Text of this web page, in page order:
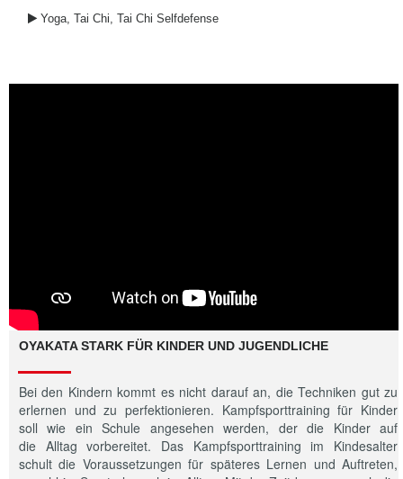
 Yoga, Tai Chi, Tai Chi Selfdefense
OYAKATA STARK FÜR KINDER UND JUGENDLICHE
Bei den Kindern kommt es nicht darauf an, die Techniken gut zu
erlernen und zu perfektionieren. Kampfsporttraining für Kinder
soll wie ein Schule angesehen werden, der die Kinder auf
die Alltag vorbereitet. Das Kampfsporttraining im Kindesalter
schult die Voraussetzungen für späteres Lernen und Auftreten,